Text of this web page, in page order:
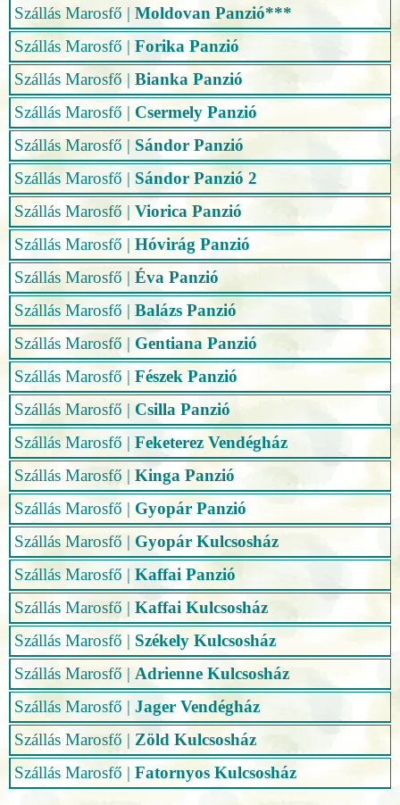
Szállás Marosfő | Moldovan Panzió***
Szállás Marosfő | Forika Panzió
Szállás Marosfő | Bianka Panzió
Szállás Marosfő | Csermely Panzió
Szállás Marosfő | Sándor Panzió
Szállás Marosfő | Sándor Panzió 2
Szállás Marosfő | Viorica Panzió
Szállás Marosfő | Hóvirág Panzió
Szállás Marosfő | Éva Panzió
Szállás Marosfő | Balázs Panzió
Szállás Marosfő | Gentiana Panzió
Szállás Marosfő | Fészek Panzió
Szállás Marosfő | Csilla Panzió
Szállás Marosfő | Feketerez Vendégház
Szállás Marosfő | Kinga Panzió
Szállás Marosfő | Gyopár Panzió
Szállás Marosfő | Gyopár Kulcsosház
Szállás Marosfő | Kaffai Panzió
Szállás Marosfő | Kaffai Kulcsosház
Szállás Marosfő | Székely Kulcsosház
Szállás Marosfő | Adrienne Kulcsosház
Szállás Marosfő | Jager Vendégház
Szállás Marosfő | Zöld Kulcsosház
Szállás Marosfő | Fatornyos Kulcsosház